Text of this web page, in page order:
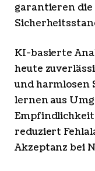
garantieren die
KI-basierte
heute
und harmlosen
lernen aus
Empfindlichkeit
reduziert
Akzeptanz bei